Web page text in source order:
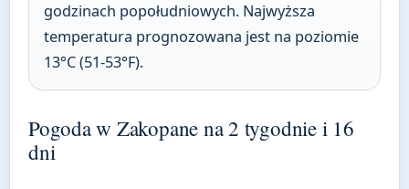
godzinach popołudniowych. Najwyższa
temperatura prognozowana jest na poziomie
13°C (51-53°F).
Pogoda w Zakopane na 2 tygodnie i 16
dni